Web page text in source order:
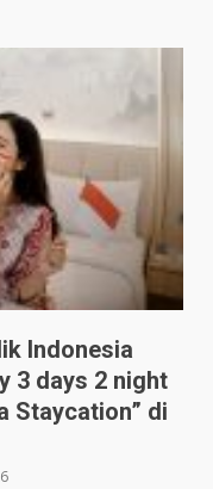
Indonesia
3 days 2 night
Staycation” di